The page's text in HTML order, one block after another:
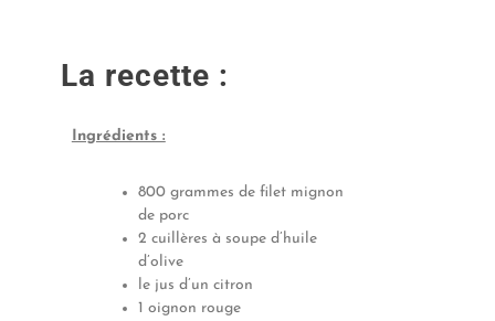
La recette :
Ingrédients :
800 grammes de filet mignon
de porc
2 cuillères à soupe d’huile
d’olive
le jus d’un citron
1 oignon rouge